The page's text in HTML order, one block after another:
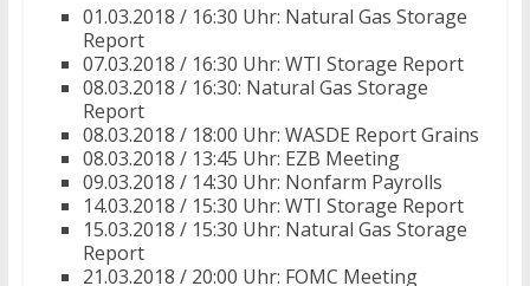
01.03.2018 / 16:30 Uhr: Natural Gas Storage
Report
07.03.2018 / 16:30 Uhr: WTI Storage Report
08.03.2018 / 16:30: Natural Gas Storage
Report
08.03.2018 / 18:00 Uhr: WASDE Report Grains
08.03.2018 / 13:45 Uhr: EZB Meeting
09.03.2018 / 14:30 Uhr: Nonfarm Payrolls
14.03.2018 / 15:30 Uhr: WTI Storage Report
15.03.2018 / 15:30 Uhr: Natural Gas Storage
Report
21.03.2018 / 20:00 Uhr: FOMC Meeting